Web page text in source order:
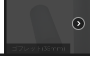
ゴフレット(35mm)